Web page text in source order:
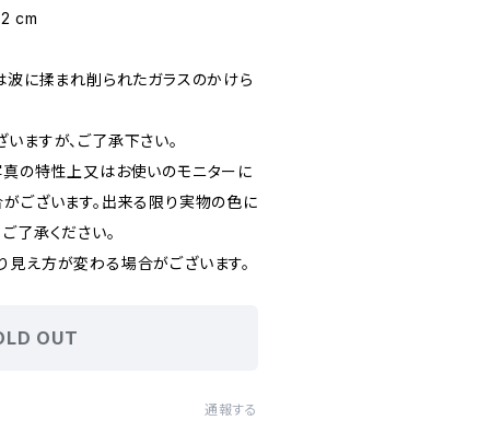
cm
に揉まれ削られたガラスのかけら
ますが、ご了承下さい。
真の特性上又はお使いのモニターに
ございます。出来る限り実物の色に
了承ください。
見え方が変わる場合がございます。
OUT
通報する